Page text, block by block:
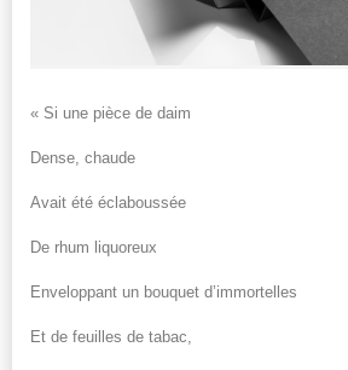
« Si une pièce de daim
Dense, chaude
Avait été éclaboussée
De rhum liquoreux
Enveloppant un bouquet d’immortelles
Et de feuilles de tabac,